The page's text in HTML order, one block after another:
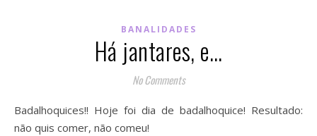
BANALIDADES
Há jantares, e…
No Comments
Badalhoquices!! Hoje foi dia de badalhoquice! Resultado:
não quis comer, não comeu!